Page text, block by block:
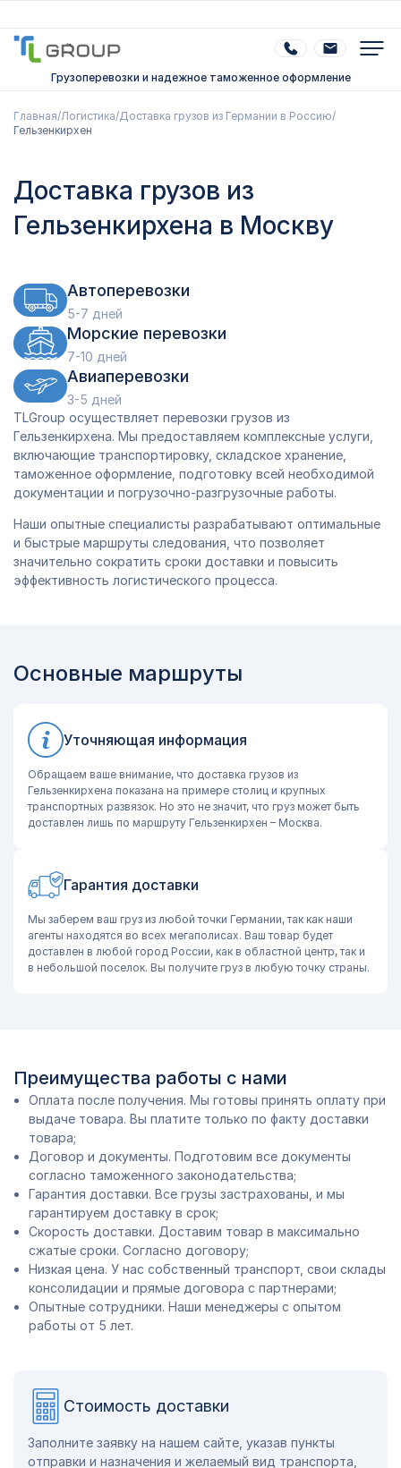
Грузоперевозки и надежное таможенное оформление
Главная/Логистика/Доставка грузов из Германии в Россию/
Гельзенкирхен
Доставка грузов из
Гельзенкирхена в Москву
Автоперевозки
5-7 дней
Морские перевозки
7-10 дней
Авиаперевозки
3-5 дней
TLGroup осуществляет перевозки грузов из
Гельзенкирхена. Мы предоставляем комплексные услуги,
включающие транспортировку, складское хранение,
таможенное оформление, подготовку всей необходимой
документации и погрузочно-разгрузочные работы.
Наши опытные специалисты разрабатывают оптимальные
и быстрые маршруты следования, что позволяет
значительно сократить сроки доставки и повысить
эффективность логистического процесса.
Основные маршруты
Уточняющая информация
Обращаем ваше внимание, что доставка грузов из
Гельзенкирхена показана на примере столиц и крупных
транспортных развязок. Но это не значит, что груз может быть
доставлен лишь по маршруту Гельзенкирхен – Москва.
Гарантия доставки
Мы заберем ваш груз из любой точки Германии, так как наши
агенты находятся во всех мегаполисах. Ваш товар будет
доставлен в любой город России, как в областной центр, так и
в небольшой поселок. Вы получите груз в любую точку страны.
Преимущества работы с нами
Оплата после получения. Мы готовы принять оплату при
выдаче товара. Вы платите только по факту доставки
товара;
Договор и документы. Подготовим все документы
согласно таможенного законодательства;
Гарантия доставки. Все грузы застрахованы, и мы
гарантируем доставку в срок;
Скорость доставки. Доставим товар в максимально
сжатые сроки. Согласно договору;
Низкая цена. У нас собственный транспорт, свои склады
консолидации и прямые договора с партнерами;
Опытные сотрудники. Наши менеджеры с опытом
работы от 5 лет.
Стоимость доставки
Заполните заявку на нашем сайте, указав пункты
отправки и назначения и желаемый вид транспорта,